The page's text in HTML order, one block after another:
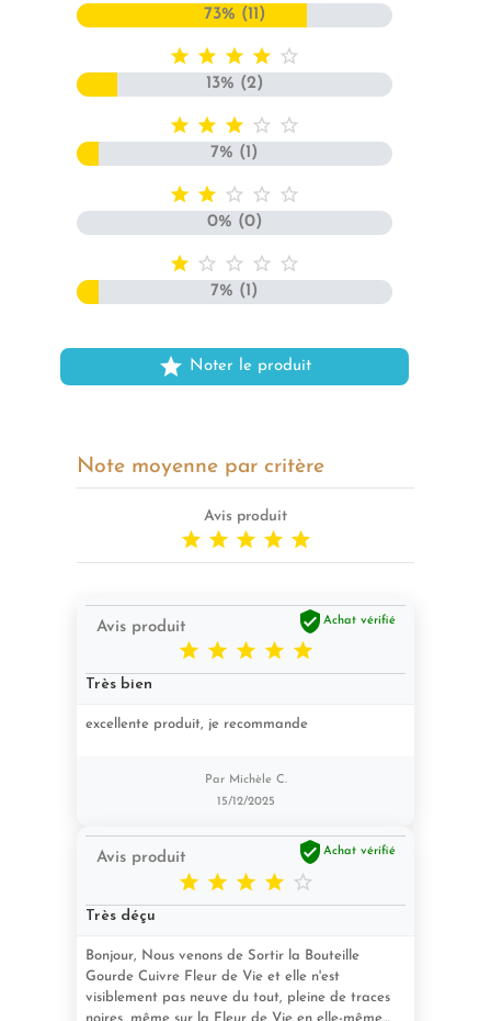
73% (11)
    
13% (2)
    
7% (1)
    
0% (0)
    
7% (1)
 Noter le produit
Note moyenne par critère
Avis produit
    
 Achat vérifié
Avis produit
    
Très bien
excellente produit, je recommande
Par Michèle C.
15/12/2025
 Achat vérifié
Avis produit
    
Très déçu
Bonjour, Nous venons de Sortir la Bouteille
Gourde Cuivre Fleur de Vie et elle n'est
visiblement pas neuve du tout, pleine de traces
noires, même sur la Fleur de Vie en elle-même